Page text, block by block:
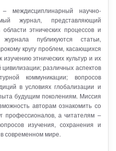
– междисциплинарный научно-
журнал, представляющий
этнических процессов и
публикуются статьи,
кругу проблем, касающихся
изучению этнических культур и их
различных аспектов
коммуникации; вопросов
в условиях глобализации и
будущим поколениям. Миссия
авторам ознакомить со
профессионалов, а читателям –
изучения, сохранения и
в современном мире.